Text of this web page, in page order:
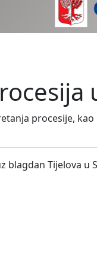
procesije,